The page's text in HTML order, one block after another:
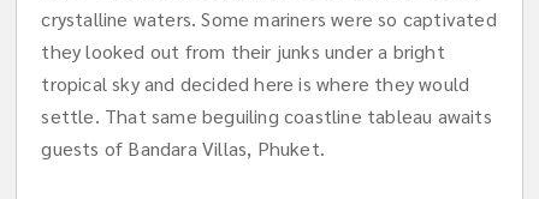
crystalline waters. Some mariners were so captivated
they looked out from their junks under a bright
tropical sky and decided here is where they would
settle. That same beguiling coastline tableau awaits
guests of Bandara Villas, Phuket.